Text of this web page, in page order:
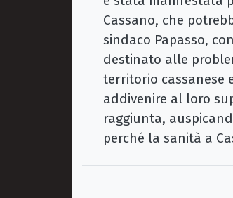
Cassano, che
sindaco Papasso,
destinato alle
territorio cassanese
addivenire al loro
raggiunta,
perché la sanità a